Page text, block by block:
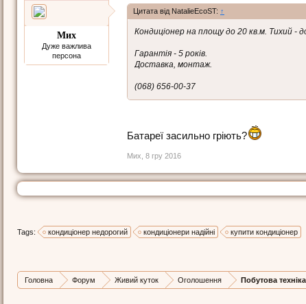
Мих
Дуже важлива
персона
Цитата від NatalieEcoST: ↑
Кондиціонер на площу до 20 кв.м. Тихий -
Гарантія - 5 років.
Доставка, монтаж.
(068) 656-00-37
Батареї засильно гріють?
Мих 8 гру 2016
Tags: кондиціонер недорогий кондиціонери надійні купити кондиціонер
Головна Форум Живий куток Оголошення Побутова техніка